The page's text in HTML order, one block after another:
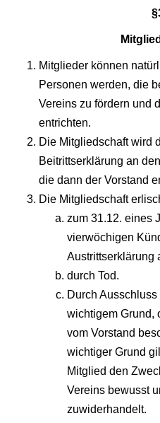
Mitglieder können
Personen werden, die
Vereins zu fördern und
entrichten.
Die Mitgliedschaft wird
Beitrittserklärung an
die dann der Vorstand
Die Mitgliedschaft
zum 31.12. eines
vierwöchigen
Austrittserklärung
durch Tod.
Durch
wichtigem Grund,
vom Vorstand
wichtiger Grund
Mitglied den
Vereins bewusst
zuwiderhandelt.